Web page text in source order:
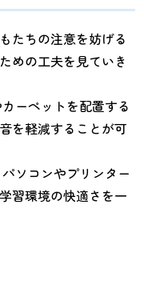
たちの注意を妨げる
めの工夫を見ていき
ーペットを配置する
を軽減することが可
ソコンやプリンター
習環境の快適さを一